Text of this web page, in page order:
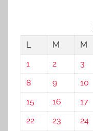
L
M M
1
2 3
8
9 10
15
16 17
22
23 24